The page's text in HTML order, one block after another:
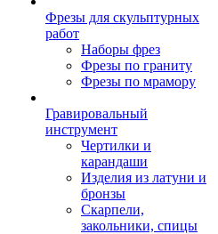
Фрезы для скульптурных
работ
Наборы фрез
Фрезы по граниту
Фрезы по мрамору
Гравировальный
инструмент
Чертилки и
карандаши
Изделия из латуни и
бронзы
Скарпели,
закольники, спицы